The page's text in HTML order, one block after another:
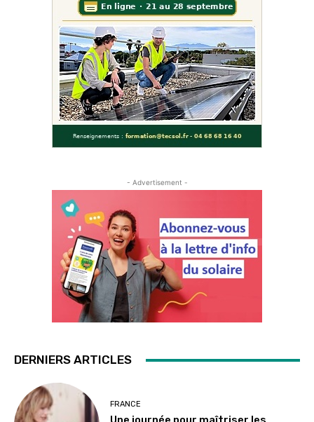
- Advertisement -
DERNIERS ARTICLES
FRANCE